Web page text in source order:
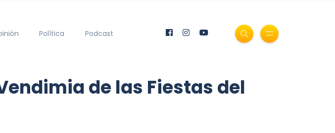
Política Podcast
de las Fiestas del